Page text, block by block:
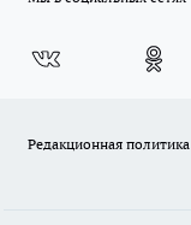
Редакционная политика